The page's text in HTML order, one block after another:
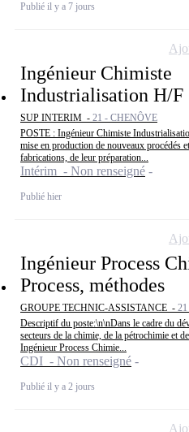
Publié il y a 7 jours
Ingénieur Chimiste
Industrialisation H/F
SUP INTERIM - 21 - CHENÔVE
POSTE : Ingénieur Chimiste
mise en production de nouveaux procédés
fabrications, de leur préparation...
Intérim - Non renseigné
Publié hier
Ingénieur Process
Process, méthodes
GROUPE TECHNIC-ASSISTANCE -
Descriptif du poste:\n\nDans le cadre du
secteurs de la chimie, de la pétrochimie et
Ingénieur Process Chimie...
CDI - Non renseigné
Publié il y a 2 jours